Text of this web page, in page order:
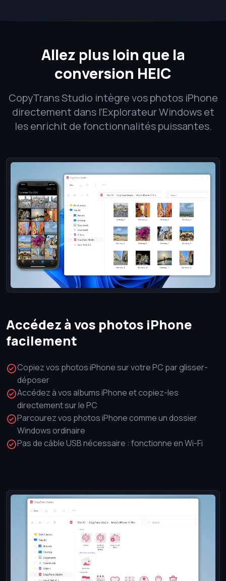
Allez plus loin que la
conversion HEIC
CopyTrans Studio intègre vos photos iPhone
directement dans l’Explorateur Windows et
les enrichit de fonctionnalités puissantes.
Accédez à vos photos iPhone
facilement
Copiez vos photos iPhone sur votre PC par glisser-
déposer
Accédez à vos albums iPhone et copiez-les
directement sur le PC
Parcourez vos photos iPhone comme un dossier
Windows ordinaire
Pas de câble USB nécessaire : fonctionne en Wi-Fi